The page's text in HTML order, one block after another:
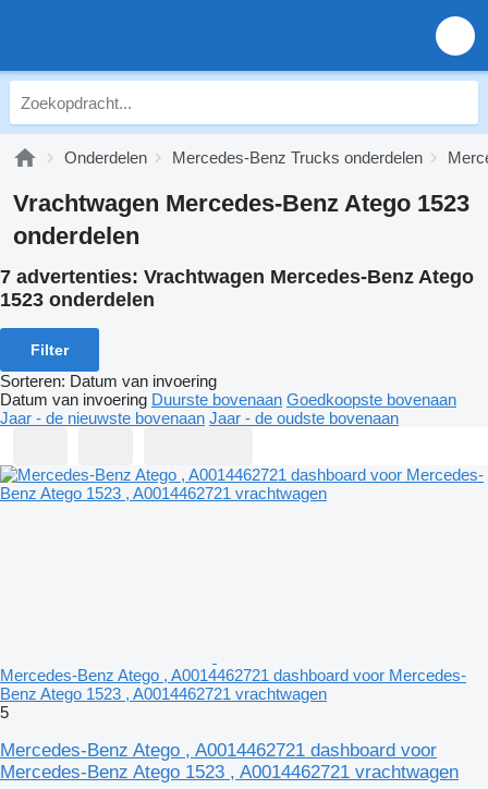
Onderdelen Mercedes-Benz Trucks onderdelen
Vrachtwagen Mercedes-Benz Atego 1523
onderdelen
7 advertenties: Vrachtwagen Mercedes-Benz Atego
1523 onderdelen
Filter
Sorteren: Datum van invoering
Datum van invoering Duurste bovenaan Goedkoopste bovenaan
Jaar - de nieuwste bovenaan Jaar - de oudste bovenaan
Mercedes-Benz Atego , A0014462721 dashboard voor Mercedes-
Benz Atego 1523 , A0014462721 vrachtwagen
5
Mercedes-Benz Atego , A0014462721 dashboard voor
Mercedes-Benz Atego 1523 , A0014462721 vrachtwagen